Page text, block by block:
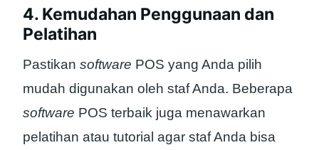
4. Kemudahan Penggunaan dan
Pelatihan
Pastikan software POS yang Anda pilih
mudah digunakan oleh staf Anda. Beberapa
software POS terbaik juga menawarkan
pelatihan atau tutorial agar staf Anda bisa